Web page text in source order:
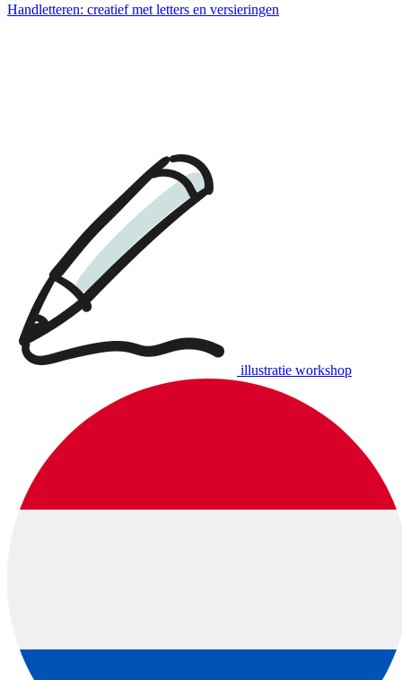
Handletteren: creatief met letters en versieringen
illustratie workshop